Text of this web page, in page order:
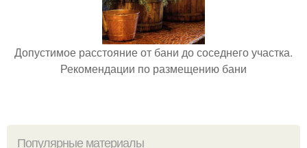
Допустимое расстояние от бани до соседнего участка.
Рекомендации по размещению бани
Популярные материалы